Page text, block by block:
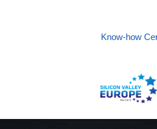
Know-how